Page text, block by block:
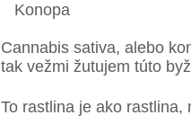
Konopa
Cannabis sativa, alebo
tak vežmi žutujem túto
To rastlina je ako rastlina,